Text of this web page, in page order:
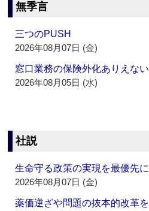
無季言
三つのPUSH
2026年08月07日 (金)
窓口業務の保険外化ありえない
2026年08月05日 (水)
社説
生命守る政策の実現を最優先に
2026年08月07日 (金)
薬価逆ざや問題の抜本的改革を